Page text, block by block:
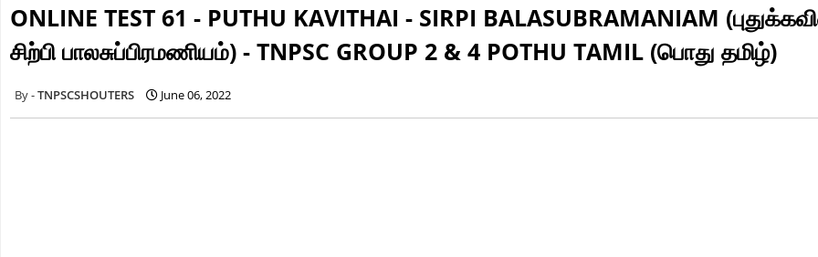
ONLINE TEST 61 - PUTHU KAVITHAI - SIRPI BALASUBRAMANIAM
சிற்பி பாலசுப்பிரமணியம்) - TNPSC GROUP 2 & 4 POTHU TAMIL (பொது தமிழ்)
TNPSCSHOUTERS June 06, 2022